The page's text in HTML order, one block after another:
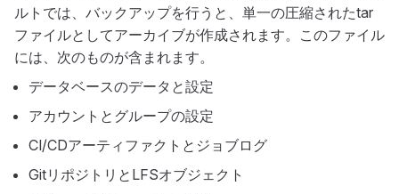
ルトでは、バックアップを行うと、単一の圧縮されたtar
ファイルとしてアーカイブが作成されます。このファイル
には、次のものが含まれます。
データベースのデータと設定
アカウントとグループの設定
CI/CDアーティファクトとジョブログ
GitリポジトリとLFSオブジェクト